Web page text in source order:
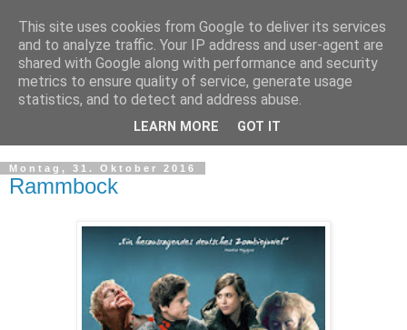
Montag, 31. Oktober 2016
Rammbock
This site uses cookies from Google to deliver its services
and to analyze traffic. Your IP address and user-agent are
shared with Google along with performance and security
metrics to ensure quality of service, generate usage
statistics, and to detect and address abuse.
LEARN MORE GOT IT